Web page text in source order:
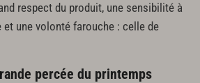
respect du produit, une sensibilité à
et une volonté farouche : celle de
percée du printemps